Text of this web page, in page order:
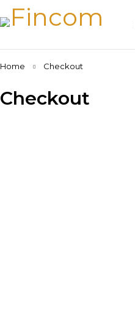
Home Checkout
Checkout